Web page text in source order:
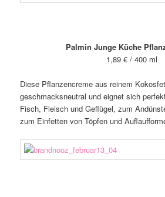
Palmin Junge Küche
1,89 € / 400 ml
Diese Pflanzencreme aus reinem
geschmacksneutral und eignet sich
Fisch, Fleisch und Geflügel, zum
zum Einfetten von Töpfen und